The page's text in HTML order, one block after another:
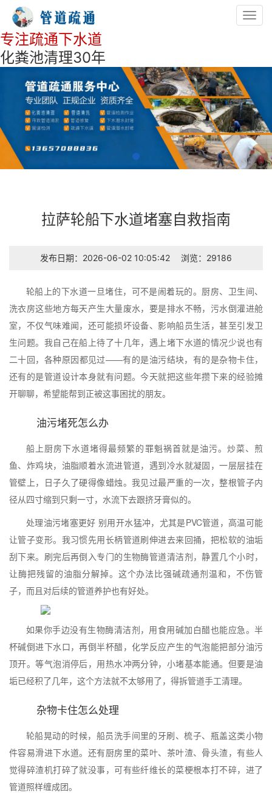
专注疏通下水道
化粪池清理30年
拉萨轮船下水道堵塞自救指南
发布日期：2026-06-02 10:05:42 浏览：29186
轮船上的下水道一旦堵住，可不是闹着玩的。厨房、卫生间、
洗衣房这些地方每天产生大量废水，要是排水不畅，污水倒灌进舱
室，不仅气味难闻，还可能损坏设备、影响船员生活，甚至引发卫
生问题。我自己在船上待了十几年，遇上堵下水道的情况少说也有
二十回，各种原因都见过——有的是油污结块，有的是杂物卡住，
还有的是管道设计本身就有问题。今天就把这些年攒下来的经验摊
开聊聊，希望能帮到正被这事困扰的朋友。
油污堵死怎么办
船上厨房下水道堵得最频繁的罪魁祸首就是油污。炒菜、煎
鱼、炸鸡块，油脂顺着水流进管道，遇到冷水就凝固，一层层挂在
管壁上，日子久了硬得像蜡烛。我见过最严重的一次，整根管子内
径从四寸缩到只剩一寸，水流下去跟挤牙膏似的。
处理油污堵塞更好 别用开水猛冲，尤其是PVC管道，高温可能
让管子变形。我习惯先用长柄管道刷伸进去来回捅，把松软的油垢
刮下来。刷完后再倒入专门的生物酶管道清洁剂，静置几个小时，
让酶把残留的油脂分解掉。这个办法比强碱疏通剂温和，不伤管
子，而且对后续的管道养护也有好处。
如果你手边没有生物酶清洁剂，用食用碱加白醋也能应急。半
杯碱倒进下水口，再倒半杯醋，化学反应产生的气泡能把部分油污
顶开。等气泡消停后，用热水冲两分钟，小堵基本能通。但要是油
垢已经积了几年，这个方法就不太够用了，得拆管道手工清理。
杂物卡住怎么处理
轮船晃动的时候，船员洗手间里的牙刷、梳子、瓶盖这类小物
件容易滑进下水道。还有厨房里的菜叶、茶叶渣、骨头渣，有些人
觉得碎渣机打碎了就没事，可有些纤维长的菜梗根本打不碎，进了
管道照样缠成团。